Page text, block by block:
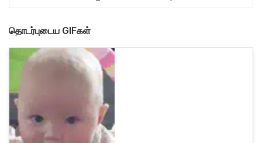
தொடர்புடைய GIFகள்